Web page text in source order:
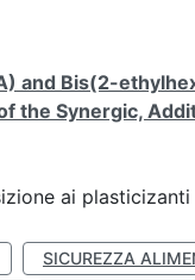
and Bis(2-
the Synergic,
ai
SICUREZZA